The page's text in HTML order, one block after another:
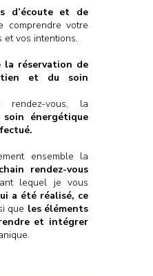
d’écoute et de
comprendre votre
et vos intentions.
la réservation de
et du soin
vous, la
soin énergétique
ensemble la
rendez-vous
lequel je vous
a été réalisé, ce
que les éléments
et intégrer